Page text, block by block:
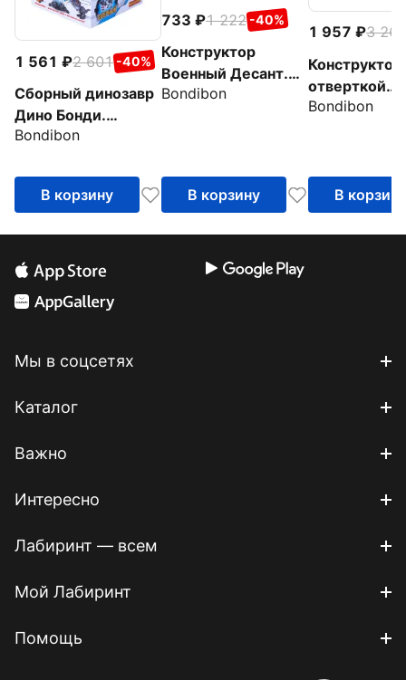
1 561 2 601 -40%
Сборный динозавр
Дино Бонди.
Трицератопс, со
яйце
Bondibon
В корзину
733 1 222 -40%
Конструктор
Военный Десант.
Танк, 147 деталей
Bondibon
В корзину
1 957
3 261
Конструктор
отверткой
Автобус,
Bondibon
В корзину
Мы в соцсетях
Каталог
Важно
Интересно
Лабиринт — всем
Мой Лабиринт
Помощь